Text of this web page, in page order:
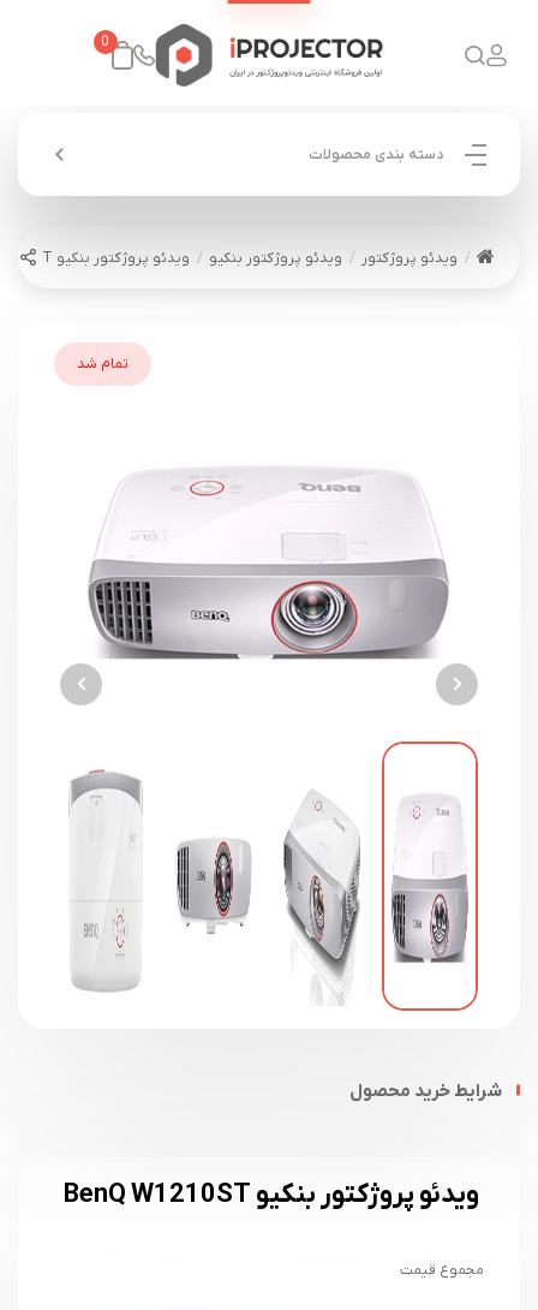
0
دسته بندی محصولات
ویدئو پروژکتور ویدئو پروژکتور بنکیو ویدئو پروژکتور بنکیو BenQ W1210ST
تمام شد
شرایط خرید محصول
ویدئو پروژکتور بنکیو BenQ W1210ST
مجموع قیمت